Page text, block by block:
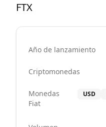
FTX
Año de lanzamiento
Criptomonedas
Monedas
Fiat
USD